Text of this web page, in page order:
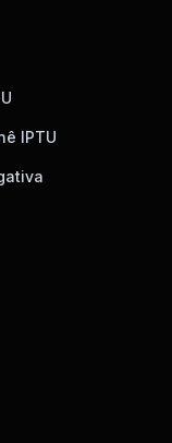
IPTU